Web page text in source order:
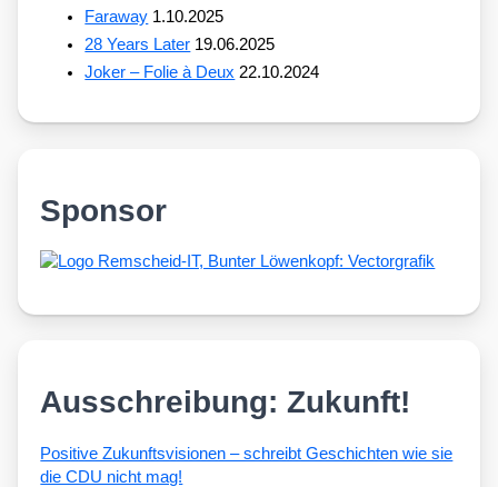
Faraway 1.10.2025
28 Years Later 19.06.2025
Joker – Folie à Deux 22.10.2024
Sponsor
Ausschreibung: Zukunft!
Posi­ti­ve Zukunfts­vi­sio­nen – schreibt Geschich­ten wie sie
die CDU nicht mag!